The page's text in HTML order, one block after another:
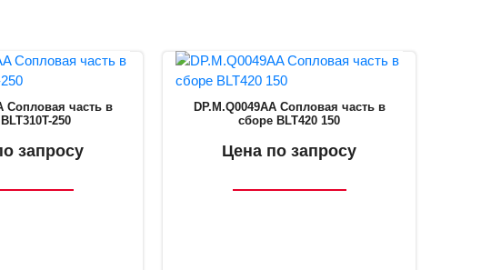
Сопловая часть в
250
запросу
DP.M.Q0049AA Сопловая часть в
сборе BLT420 150
Цена по запросу